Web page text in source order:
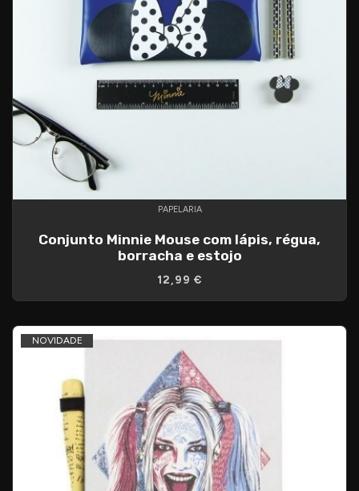
PAPELARIA
Conjunto Minnie Mouse com lápis, régua,
borracha e estojo
12,99 €
NOVIDADE